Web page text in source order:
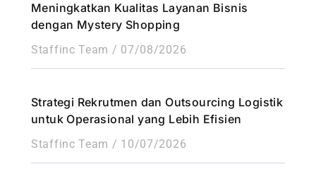
Meningkatkan Kualitas Layanan Bisnis
dengan Mystery Shopping
Staffinc Team 07/08/2026
Strategi Rekrutmen dan Outsourcing Logistik
untuk Operasional yang Lebih Efisien
Staffinc Team 10/07/2026